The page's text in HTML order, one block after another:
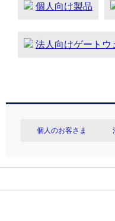
個人向け製品
法人向けゲートウ
個人のお客さま